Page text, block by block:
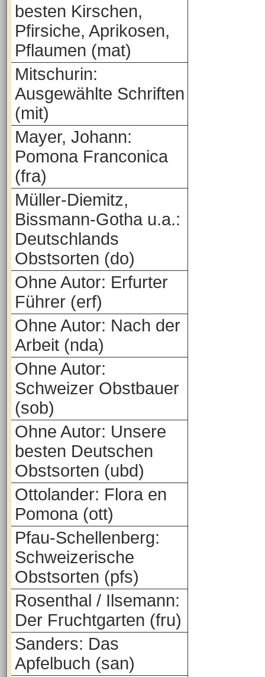
besten Kirschen,
Pfirsiche, Aprikosen,
Pflaumen (mat)
Mitschurin:
Ausgewählte Schriften
(mit)
Mayer, Johann:
Pomona Franconica
(fra)
Müller-Diemitz,
Bissmann-Gotha u.a.:
Deutschlands
Obstsorten (do)
Ohne Autor: Erfurter
Führer (erf)
Ohne Autor: Nach der
Arbeit (nda)
Ohne Autor:
Schweizer Obstbauer
(sob)
Ohne Autor: Unsere
besten Deutschen
Obstsorten (ubd)
Ottolander: Flora en
Pomona (ott)
Pfau-Schellenberg:
Schweizerische
Obstsorten (pfs)
Rosenthal / Ilsemann:
Der Fruchtgarten (fru)
Sanders: Das
Apfelbuch (san)